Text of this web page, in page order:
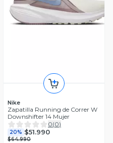
Nike
Zapatilla Running de Correr W
Downshifter 14 Mujer
0(0)
20% $51.990
$64.990